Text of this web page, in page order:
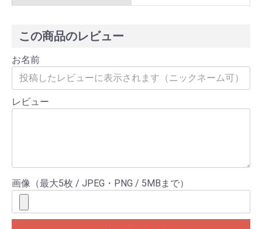
この商品のレビュー
お名前
レビュー
画像（最大5枚 / JPEG・PNG / 5MBまで）